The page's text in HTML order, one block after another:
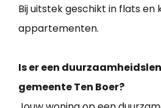
Bij uitstek geschikt in flats en
appartementen.
Is er een
gemeente Ten Boer?